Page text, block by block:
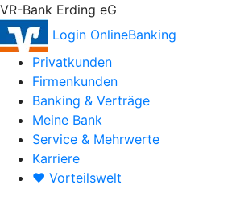
VR-Bank Erding eG
Login OnlineBanking
Privatkunden
Firmenkunden
Banking & Verträge
Meine Bank
Service & Mehrwerte
Karriere
♥ Vorteilswelt